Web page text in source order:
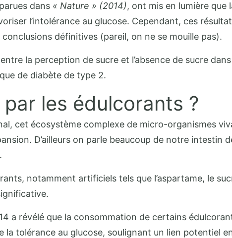
dans « Nature » (2014), ont mis en lumière que
l’intolérance au glucose. Cependant, ces
définitives (pareil, on ne se mouille pas).
la perception de sucre et l’absence de sucre
de diabète de type 2.
les édulcorants ?
cet écosystème complexe de micro-organismes
D’ailleurs on parle beaucoup de notre intestin
.
notamment artificiels tels que l’aspartame, le
a révélé que la consommation de certains
tolérance au glucose, soulignant un lien potentiel